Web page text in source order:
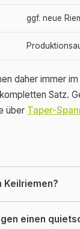
ggf. neue
daher immer
Satz.
über Taper-
Keilriemen?
einen